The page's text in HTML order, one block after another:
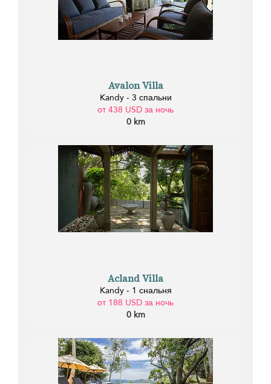
Avalon Villa
Kandy - 3 спальни
от 438 USD за ночь
0 km
Acland Villa
Kandy - 1 снальня
от 188 USD за ночь
0 km